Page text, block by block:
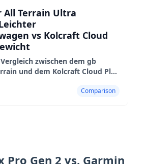
All Terrain Ultra
vs Kolcraft Cloud
zwischen dem gb
und dem Kolcraft Cloud Plus
Eignung hervorhebt.Comparison
Pro Gen 2 vs. Garmin